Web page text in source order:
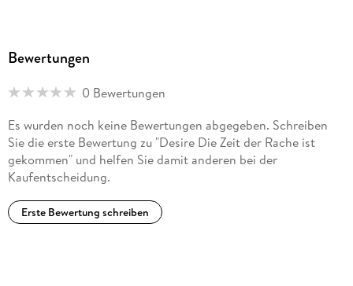
Bewertungen
0 Bewertungen
Es wurden noch keine Bewertungen abgegeben. Schreiben
Sie die erste Bewertung zu "Desire Die Zeit der Rache ist
gekommen" und helfen Sie damit anderen bei der
Kaufentscheidung.
Erste Bewertung schreiben